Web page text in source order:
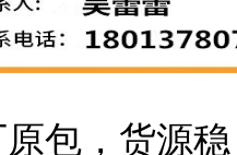
包，货源稳